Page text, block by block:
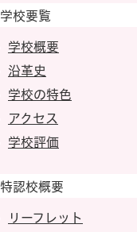
学校要覧
学校概要
沿革史
学校の特色
アクセス
学校評価
特認校概要
リーフレット